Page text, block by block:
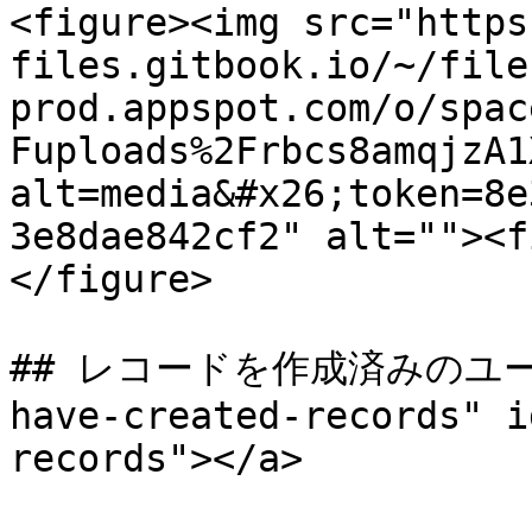
<figure><img
files.gitbook.io/~/
prod.appspot.com/o/
3e8dae842cf2"
</figure>
## レコードを作成済みの
have-created-records"
records"></a>